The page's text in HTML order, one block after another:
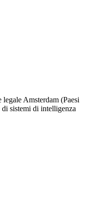
Amsterdam (Paesi
sistemi di intelligenza